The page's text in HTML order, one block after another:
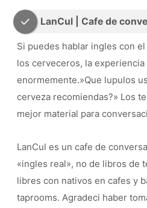
LanCul | Cafe de
Si puedes hablar ingles con
los cerveceros, la
enormemente.»Que lupulos
cerveza recomiendas?» Los
mejor material para
LanCul es un cafe de
«ingles real», no de libros de
libres con nativos en cafes y
taprooms. Agradeci haber